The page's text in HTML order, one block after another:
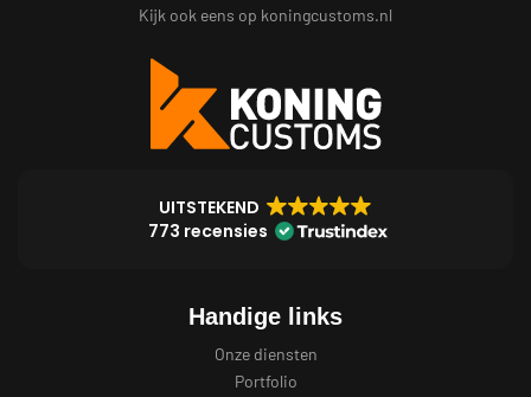
Kijk ook eens op koningcustoms.nl
UITSTEKEND
773 recensies
Handige links
Onze diensten
Portfolio